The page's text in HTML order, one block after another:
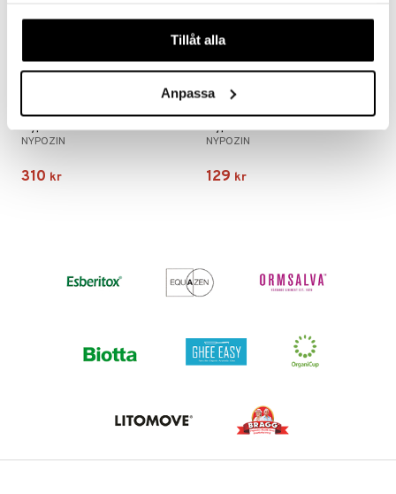
våra cookies vid fortsatt användande av vår webbplats.
Tillåt alla
Anpassa
Nypozin
NYPOZIN
310 kr
Nypozin Joint Cream
NYPOZIN
129 kr